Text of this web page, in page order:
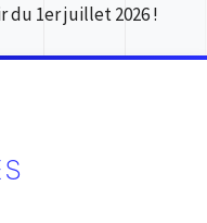
1er juillet 2026 !